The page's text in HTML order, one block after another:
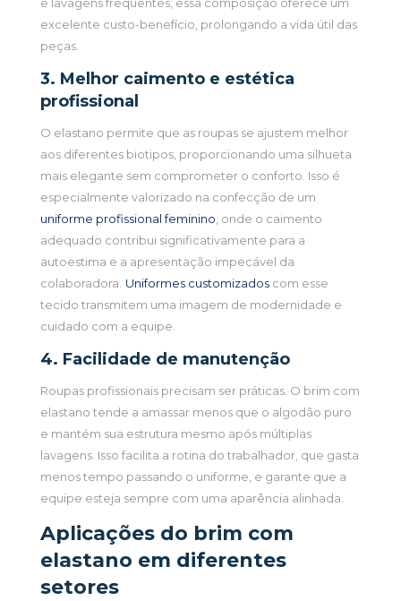
excelente custo-benefício, prolongando a vida útil das
peças.
3. Melhor caimento e estética
profissional
O elastano permite que as roupas se ajustem melhor
aos diferentes biotipos, proporcionando uma silhueta
mais elegante sem comprometer o conforto. Isso é
especialmente valorizado na confecção de um
uniforme profissional feminino , onde o caimento
adequado contribui significativamente para a
autoestima e a apresentação impecável da
colaboradora. Uniformes customizadoscom esse
tecido transmitem uma imagem de modernidade e
cuidado com a equipe.
4. Facilidade de manutenção
Roupas profissionais precisam ser práticas. O brim com
elastano tende a amassar menos que o algodão puro
e mantém sua estrutura mesmo após múltiplas
lavagens. Isso facilita a rotina do trabalhador, que gasta
menos tempo passando o uniforme, e garante que a
equipe esteja sempre com uma aparência alinhada.
Aplicações do brim com
elastano em diferentes
setores